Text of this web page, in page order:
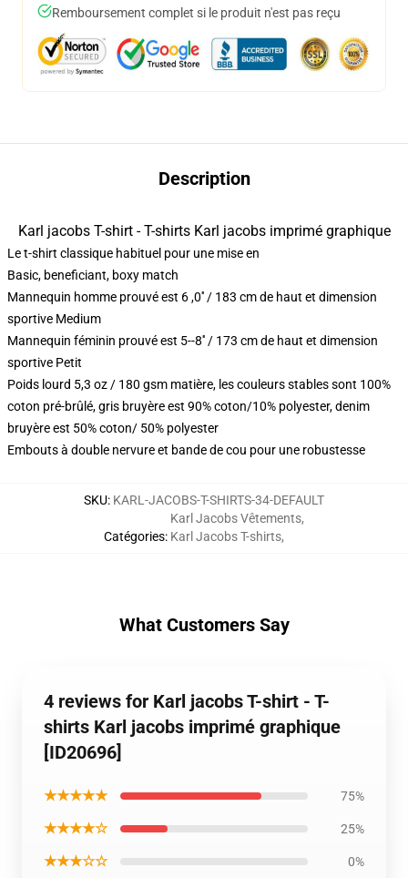
Remboursement complet si le produit n'est pas reçu
Description
Karl jacobs T-shirt - T-shirts Karl jacobs imprimé graphique
Le t-shirt classique habituel pour une mise en
Basic, beneficiant, boxy match
Mannequin homme prouvé est 6 ,0′′ / 183 cm de haut et dimension
sportive Medium
Mannequin féminin prouvé est 5--8′′ / 173 cm de haut et dimension
sportive Petit
Poids lourd 5,3 oz / 180 gsm matière, les couleurs stables sont 100%
coton pré-brûlé, gris bruyère est 90% coton/10% polyester, denim
bruyère est 50% coton/ 50% polyester
Embouts à double nervure et bande de cou pour une robustesse
SKU: KARL-JACOBS-T-SHIRTS-34-DEFAULT
Catégories:
Karl Jacobs Vêtements,
Karl Jacobs T-shirts,
What Customers Say
4 reviews for Karl jacobs T-shirt - T-
shirts Karl jacobs imprimé graphique
[ID20696]
★★★★★ 75%
★★★★☆ 25%
★★★☆☆ 0%